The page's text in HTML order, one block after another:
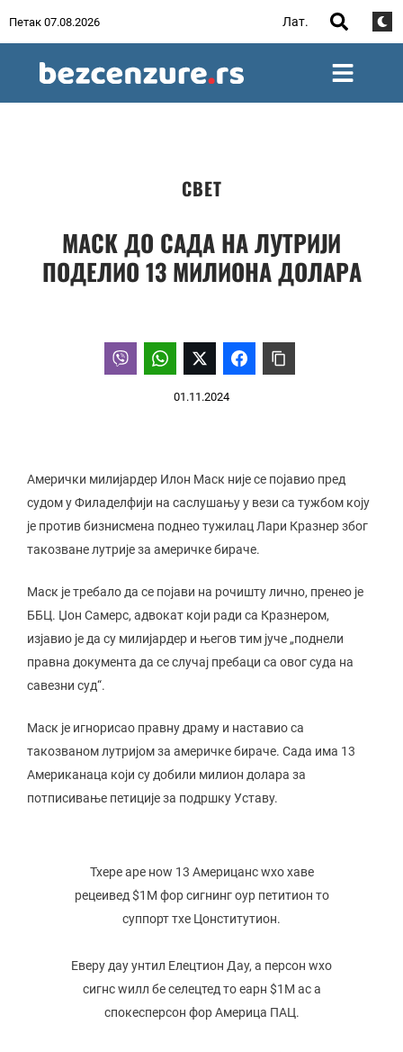
Петак 07.08.2026 Лат.
СВЕТ
МАСК ДО САДА НА ЛУТРИЈИ
ПОДЕЛИО 13 МИЛИОНА ДОЛАРА
01.11.2024
Амерички милијардер Илон Маск није се појавио пред
судом у Филаделфији на саслушању у вези са тужбом коју
је против бизнисмена поднео тужилац Лари Кразнер због
такозване лутрије за америчке бираче.
Маск је требало да се појави на рочишту лично, пренео је
ББЦ. Џон Самерс, адвокат који ради са Кразнером,
изјавио је да су милијардер и његов тим јуче „поднели
правна документа да се случај пребаци са овог суда на
савезни суд“.
Маск је игнорисао правну драму и наставио са
такозваном лутријом за америчке бираче. Сада има 13
Американаца који су добили милион долара за
потписивање петиције за подршку Уставу.
Тхере аре ноw 13 Америцанс wхо хаве
рецеивед $1М фор сигнинг оур петитион то
суппорт тхе Цонститутион.
Еверy даy унтил Елецтион Даy, а персон wхо
сигнс wилл бе селецтед то еарн $1М ас а
спокесперсон фор Америца ПАЦ.